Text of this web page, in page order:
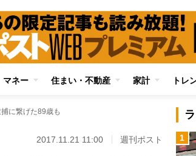
マネー 住まい・不動産 家計 トレ
に繋げた89歳も
2017.11.21 11:00 週刊ポスト 1